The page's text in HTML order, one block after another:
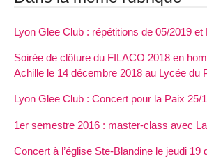
Lyon Glee Club : répétitions de 05/2019 et
Soirée de clôture du FILACO 2018 en
Achille le 14 décembre 2018 au Lycée du
Lyon Glee Club : Concert pour la Paix 25/
1er semestre 2016 : master-class avec
Concert à l’église Ste-Blandine le jeudi 19